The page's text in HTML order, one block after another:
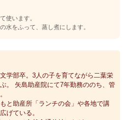
使います。
水をふって、蒸し煮にします。
学部卒。3人の子を育てながら二葉栄
。 矢島助産院にて7年勤務ののち、管
と助産所「ランチの会」や各地で講
げている。